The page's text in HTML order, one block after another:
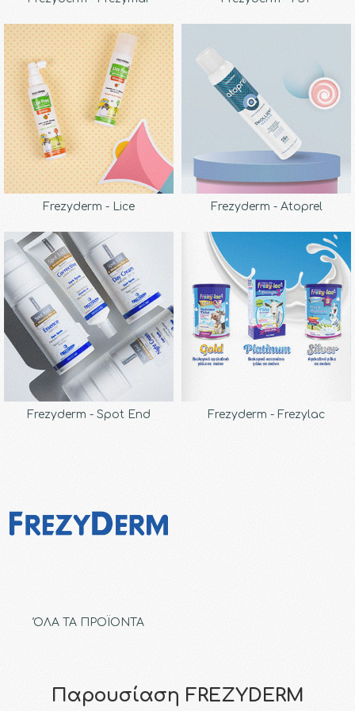
Frezyderm - Lice Frezyderm - Atoprel
Frezyderm - Spot End Frezyderm - Frezylac
ΌΛΑ ΤΑ ΠΡΟΪΟΝΤΑ
Παρουσίαση FREZYDERM